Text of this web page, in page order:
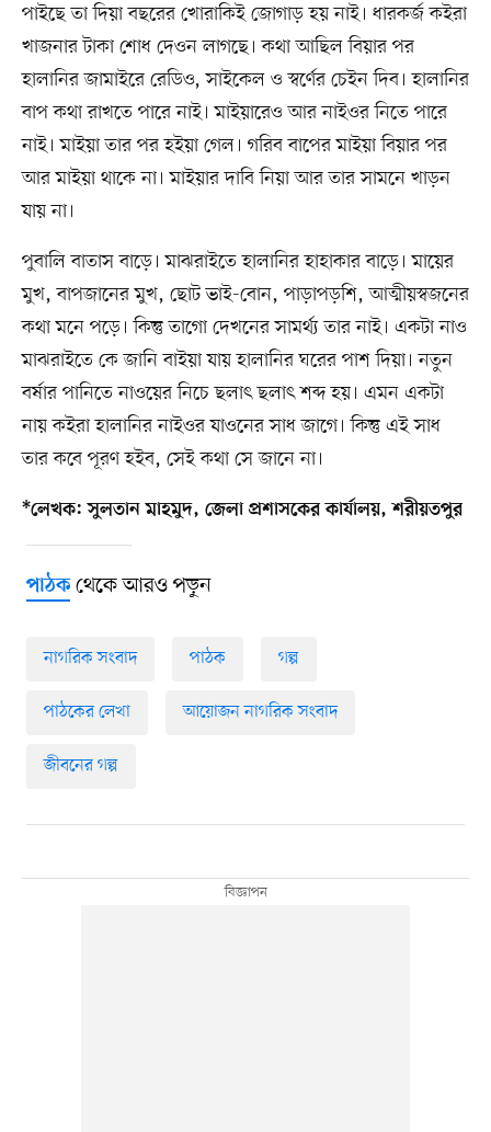
পাইছে তা দিয়া বছরের খোরাকিই জোগাড় হয় নাই। ধারকর্জ কইরা
খাজনার টাকা শোধ দেওন লাগছে। কথা আছিল বিয়ার পর
হালানির জামাইরে রেডিও, সাইকেল ও স্বর্ণের চেইন দিব। হালানির
বাপ কথা রাখতে পারে নাই। মাইয়ারেও আর নাইওর নিতে পারে
নাই। মাইয়া তার পর হইয়া গেল। গরিব বাপের মাইয়া বিয়ার পর
আর মাইয়া থাকে না। মাইয়ার দাবি নিয়া আর তার সামনে খাড়ন
যায় না।
পুবালি বাতাস বাড়ে। মাঝরাইতে হালানির হাহাকার বাড়ে। মায়ের
মুখ, বাপজানের মুখ, ছোট ভাই-বোন, পাড়াপড়শি, আত্মীয়স্বজনের
কথা মনে পড়ে। কিন্তু তাগো দেখনের সামর্থ্য তার নাই। একটা নাও
মাঝরাইতে কে জানি বাইয়া যায় হালানির ঘরের পাশ দিয়া। নতুন
বর্ষার পানিতে নাওয়ের নিচে ছলাৎ ছলাৎ শব্দ হয়। এমন একটা
নায় কইরা হালানির নাইওর যাওনের সাধ জাগে। কিন্তু এই সাধ
তার কবে পূরণ হইব, সেই কথা সে জানে না।
*লেখক: সুলতান মাহমুদ, জেলা প্রশাসকের কার্যালয়, শরীয়তপুর
পাঠকথেকে আরও পড়ুন
নাগরিক সংবাদ পাঠক গল্প
পাঠকের লেখা আয়োজন নাগরিক সংবাদ
জীবনের গল্প